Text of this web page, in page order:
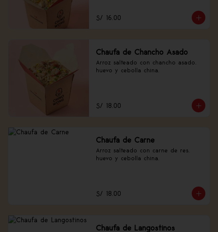
S/ 16.00
Chaufa de Chancho Asado
Arroz salteado con chancho asado,
huevo y cebolla china.
S/ 18.00
Chaufa de Carne
Arroz salteado con carne de res,
huevo y cebolla china.
S/ 18.00
Chaufa de Langostinos